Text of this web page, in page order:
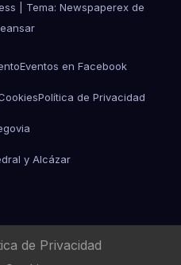
Tema: Newspaperex de
Eventos en Facebook
Política de Privacidad
y Alcázar
de Privacidad